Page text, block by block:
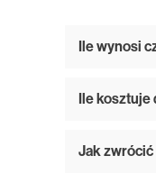
Ile wynosi
Ile kosztuje
Jak